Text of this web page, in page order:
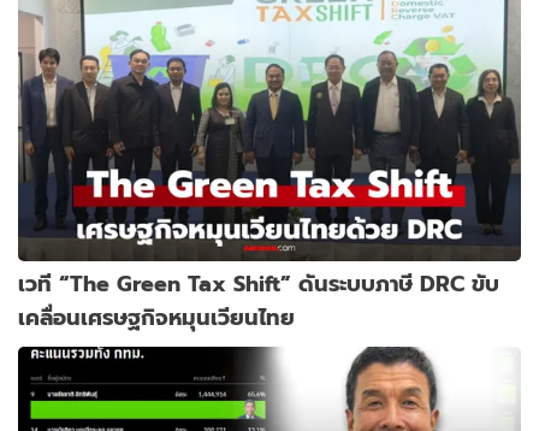
เวที “The Green Tax Shift” ดันระบบภาษี DRC ขับ
เคลื่อนเศรษฐกิจหมุนเวียนไทย